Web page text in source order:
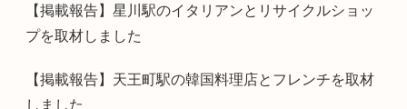
【掲載報告】星川駅のイタリアンとリサイクルショッ
プを取材しました
【掲載報告】天王町駅の韓国料理店とフレンチを取材
しました